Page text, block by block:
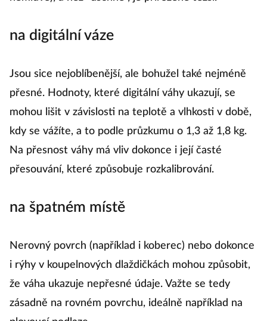
na digitální váze
Jsou sice nejoblíbenější, ale bohužel také nejméně
přesné. Hodnoty, které digitální váhy ukazují, se
mohou lišit v závislosti na teplotě a vlhkosti v době,
kdy se vážíte, a to podle průzkumu o 1,3 až 1,8 kg.
Na přesnost váhy má vliv dokonce i její časté
přesouvání, které způsobuje rozkalibrování.
na špatném místě
Nerovný povrch (například i koberec) nebo dokonce
i rýhy v koupelnových dlaždičkách mohou způsobit,
že váha ukazuje nepřesné údaje. Važte se tedy
zásadně na rovném povrchu, ideálně například na